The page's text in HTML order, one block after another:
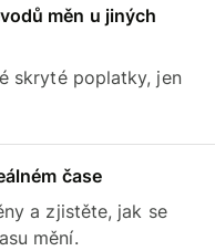
měn u jiných
skryté poplatky, jen
čase
a zjistěte, jak se
mění.